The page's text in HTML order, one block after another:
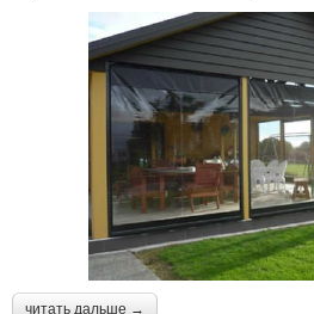
читать дальше →